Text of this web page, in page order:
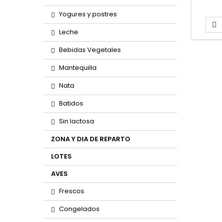
Yogures y postres
Leche
Bebidas Vegetales
Mantequilla
Nata
Batidos
Sin lactosa
ZONA Y DIA DE REPARTO
LOTES
AVES
Frescos
Congelados
110gr
